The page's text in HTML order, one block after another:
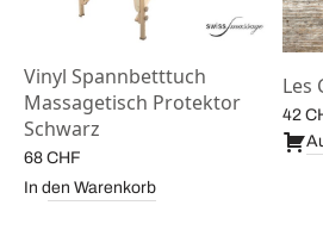
Vinyl Spannbetttuch
Massagetisch Protektor
Schwarz
68 CHF
In den Warenkorb
Les
42